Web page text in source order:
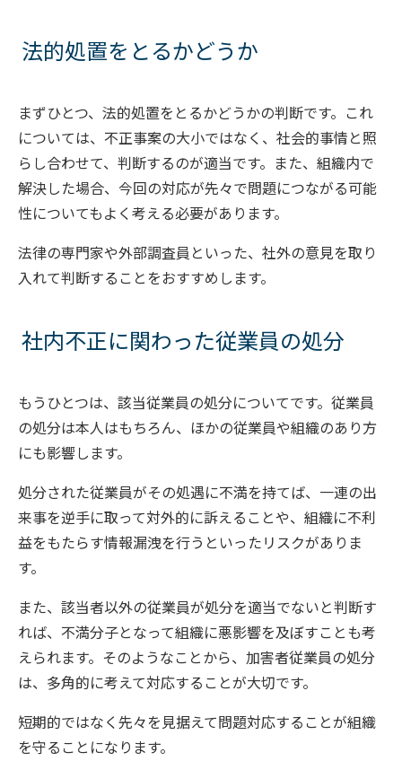
法的処置をとるかどうか
まずひとつ、法的処置をとるかどうかの判断です。これ
については、不正事案の大小ではなく、社会的事情と照
らし合わせて、判断するのが適当です。また、組織内で
解決した場合、今回の対応が先々で問題につながる可能
性についてもよく考える必要があります。
法律の専門家や外部調査員といった、社外の意見を取り
入れて判断することをおすすめします。
社内不正に関わった従業員の処分
もうひとつは、該当従業員の処分についてです。従業員
の処分は本人はもちろん、ほかの従業員や組織のあり方
にも影響します。
処分された従業員がその処遇に不満を持てば、一連の出
来事を逆手に取って対外的に訴えることや、組織に不利
益をもたらす情報漏洩を行うといったリスクがありま
す。
また、該当者以外の従業員が処分を適当でないと判断す
れば、不満分子となって組織に悪影響を及ぼすことも考
えられます。そのようなことから、加害者従業員の処分
は、多角的に考えて対応することが大切です。
短期的ではなく先々を見据えて問題対応することが組織
を守ることになります。